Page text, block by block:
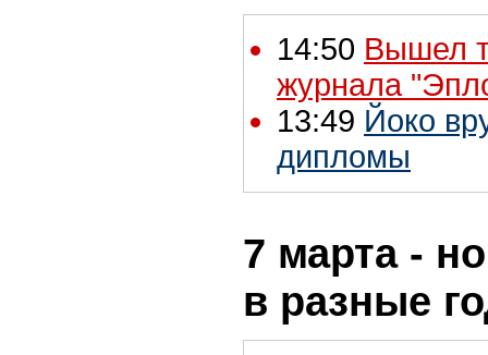
14:50 Вышел
журнала
13:49 Йоко
дипломы
7 марта -
в разные